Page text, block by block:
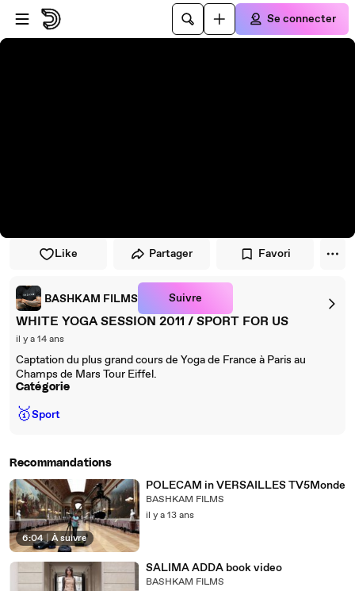
Passer au player
Passer au contenu principal
Se connecter
Like Partager Favori
BASHKAM FILMS Suivre
WHITE YOGA SESSION 2011 / SPORT FOR US
il y a 14 ans
Captation du plus grand cours de Yoga de France à Paris au
Champs de Mars Tour Eiffel.
Catégorie
🥇Sport
Recommandations
6:04 | À suivre
POLECAM in VERSAILLES TV5Monde
BASHKAM FILMS
il y a 13 ans
SALIMA ADDA book video
BASHKAM FILMS